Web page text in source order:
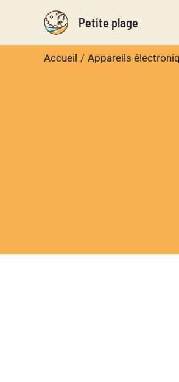
contenu
Petite plage
Accueil Appareils